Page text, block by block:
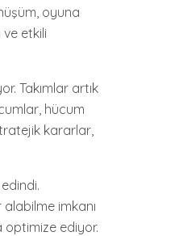
oyuna
ve etkili
Takımlar artık
hücum
kararlar,
imkanı
optimize ediyor.